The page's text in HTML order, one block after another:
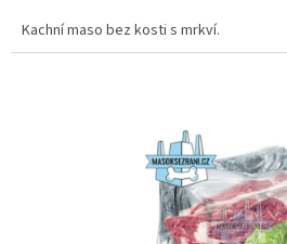
Kachní maso bez kosti s mrkví.